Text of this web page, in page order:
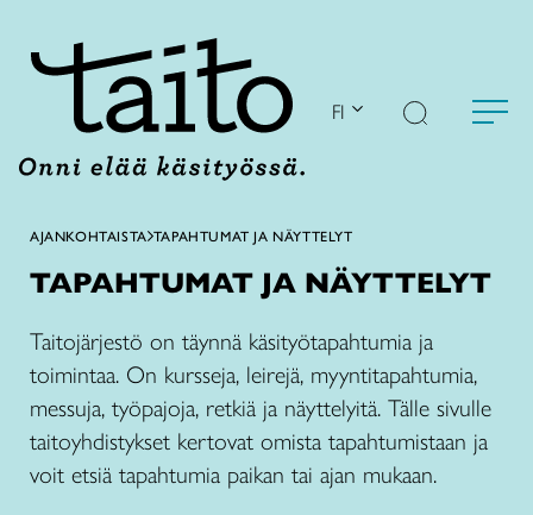
FI
AJANKOHTAISTA TAPAHTUMAT JA NÄYTTELYT
TAPAHTUMAT JA NÄYTTELYT
Taitojärjestö on täynnä käsityötapahtumia ja
toimintaa. On kursseja, leirejä, myyntitapahtumia,
messuja, työpajoja, retkiä ja näyttelyitä. Tälle sivulle
taitoyhdistykset kertovat omista tapahtumistaan ja
voit etsiä tapahtumia paikan tai ajan mukaan.